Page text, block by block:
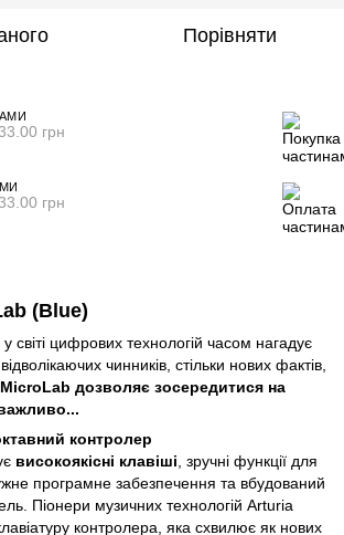
Порівняти
грн
грн
(Blue)
світі цифрових технологій часом нагадує
чинників, стільки нових фактів,
MicroLab дозволяє зосередитися на
контролер
високоякісні клавіші , зручні функції для
програмне забезпечення та вбудований
Піонери музичних технологій Arturia
контролера, яка схвилює як нових